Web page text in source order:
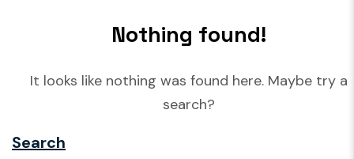
Nothing found!
It looks like nothing was found here. Maybe try a
search?
Search